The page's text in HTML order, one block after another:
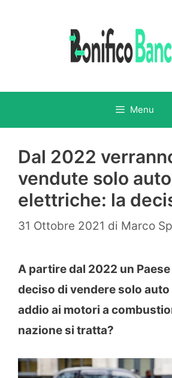
Menu
Dal 2022
vendute solo auto
elettriche: la
31 Ottobre 2021 di Marco
A partire dal 2022 un
deciso di vendere solo
addio ai motori a
nazione si tratta?